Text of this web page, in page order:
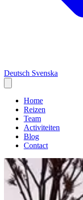
Deutsch Svenska
Home
Reizen
Team
Activiteiten
Blog
Contact